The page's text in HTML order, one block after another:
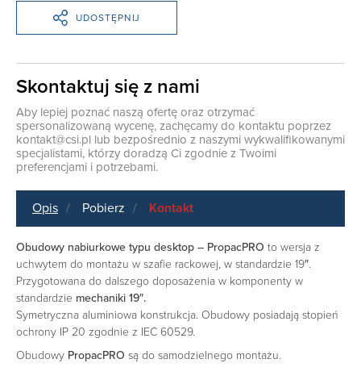
UDOSTĘPNIJ
Skontaktuj się z nami
Aby lepiej poznać naszą ofertę oraz otrzymać
spersonalizowaną wycenę, zachęcamy do kontaktu poprzez
kontakt@csi.pl lub bezpośrednio z naszymi wykwalifikowanymi
specjalistami, którzy doradzą Ci zgodnie z Twoimi
preferencjami i potrzebami.
Opis Pobierz Kontakt
Obudowy nabiurkowe typu desktop – PropacPRO to wersja z
uchwytem do montażu w szafie rackowej, w standardzie 19″.
Przygotowana do dalszego doposażenia w komponenty w
standardzie mechaniki 19″.
Symetryczna aluminiowa konstrukcja. Obudowy posiadają stopień
ochrony IP 20 zgodnie z IEC 60529.
Obudowy PropacPRO są do samodzielnego montażu.